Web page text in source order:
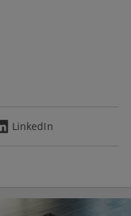
LinkedIn